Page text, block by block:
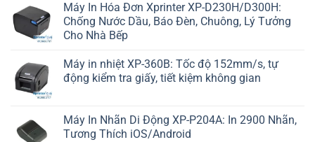
Máy In Hóa Đơn Xprinter XP-D230H/D300H:
Chống Nước Dầu, Báo Đèn, Chuông, Lý Tưởng
Cho Nhà Bếp
Máy in nhiệt XP-360B: Tốc độ 152mm/s, tự
động kiểm tra giấy, tiết kiệm không gian
Máy In Nhãn Di Động XP-P204A: In 2900 Nhãn,
Tương Thích iOS/Android